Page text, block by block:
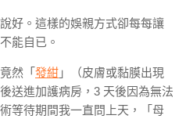
好。這樣的娛親方式卻每每讓
能自已。
然「 發紺 」（皮膚或黏膜出現
送進加護病房，3 天後因為無法
等待期間我一直問上天，「母